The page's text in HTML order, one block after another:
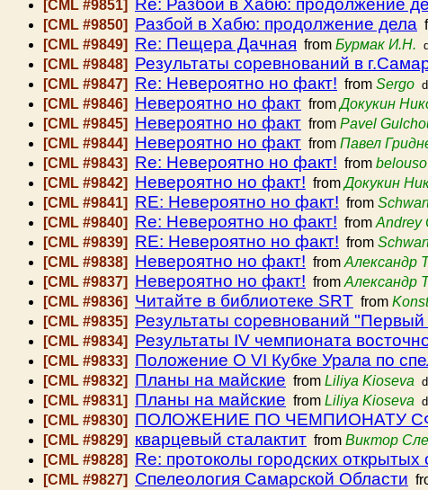
[CML #9851] Re: Разбой в Хабю: продолжение
[CML #9850] Разбой в Хабю: продолжение дела
[CML #9849] Re: Пещера Дачная from Бурмак И.Н.
[CML #9848] Результаты соревнований в
[CML #9847] Re: Невероятно но факт! from Sergo
[CML #9846] Невероятно но факт fromДокукин
[CML #9845] Невероятно но факт from Pavel
[CML #9844] Невероятно но факт from Павел
[CML #9843] Re: Невероятно но факт! from
[CML #9842] Невероятно но факт! fromДокукин
[CML #9841] RE: Невероятно но факт! from
[CML #9840] Re: Невероятно но факт! from Andrey
[CML #9839] RE: Невероятно но факт! from
[CML #9838] Невероятно но факт! from Александр
[CML #9837] Невероятно но факт! from Александр
[CML #9836] Читайте в библиотеке SRT from
[CML #9835] Результаты соревнований
[CML #9834] Результаты IV чемпионата
[CML #9833] Положение О VI Кубке Урала по
[CML #9832] Планы на майские from Liliya Kioseva
[CML #9831] Планы на майские from Liliya Kioseva
[CML #9830] ПОЛОЖЕНИЕ ПО ЧЕМПИОНАТУ
[CML #9829] кварцевый сталактит from Виктор
[CML #9828] Re: протоколы городских открытых
[CML #9827] Спелеология Самарской Области